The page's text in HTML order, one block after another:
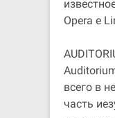
Opera e
всего в
часть